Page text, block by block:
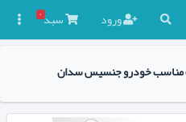
ورود سبد۰
مناسب خودرو جنسیس سدان